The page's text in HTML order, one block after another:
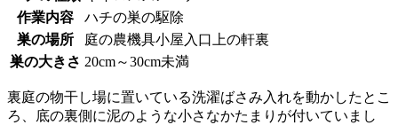
作業内容
ハチの巣の駆除
巣の場所
庭の農機具小屋入口上の軒裏
巣の大きさ 20cm～30cm未満
裏庭の物干し場に置いている洗濯ばさみ入れを動かしたとこ
ろ、底の裏側に泥のような小さなかたまりが付いていまし